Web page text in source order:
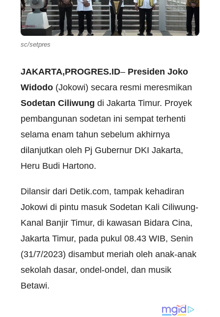
sc/setpres
JAKARTA,PROGRES.ID– Presiden Joko
Widodo (Jokowi) secara resmi meresmikan
Sodetan Ciliwung di Jakarta Timur. Proyek
pembangunan sodetan ini sempat terhenti
selama enam tahun sebelum akhirnya
dilanjutkan oleh Pj Gubernur DKI Jakarta,
Heru Budi Hartono.
Dilansir dari Detik.com, tampak kehadiran
Jokowi di pintu masuk Sodetan Kali Ciliwung-
Kanal Banjir Timur, di kawasan Bidara Cina,
Jakarta Timur, pada pukul 08.43 WIB, Senin
(31/7/2023) disambut meriah oleh anak-anak
sekolah dasar, ondel-ondel, dan musik
Betawi.